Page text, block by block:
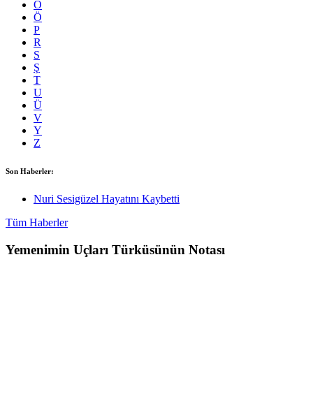
O
Ö
P
R
S
Ş
T
U
Ü
V
Y
Z
Son Haberler:
Nuri Sesigüzel Hayatını Kaybetti
Tüm Haberler
Yemenimin Uçları Türküsünün Notası